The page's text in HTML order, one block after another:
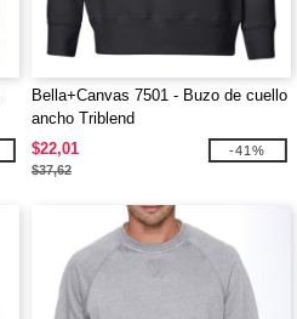
Bella+Canvas 7501 - Buzo de cuello
ancho Triblend
$22,01
$37,62
-41%